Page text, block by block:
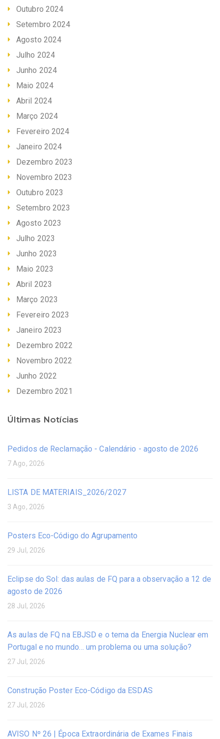
Outubro 2024
Setembro 2024
Agosto 2024
Julho 2024
Junho 2024
Maio 2024
Abril 2024
Março 2024
Fevereiro 2024
Janeiro 2024
Dezembro 2023
Novembro 2023
Outubro 2023
Setembro 2023
Agosto 2023
Julho 2023
Junho 2023
Maio 2023
Abril 2023
Março 2023
Fevereiro 2023
Janeiro 2023
Dezembro 2022
Novembro 2022
Junho 2022
Dezembro 2021
Últimas Notícias
Pedidos de Reclamação - Calendário - agosto de 2026
7 Ago, 2026
LISTA DE MATERIAIS_2026/2027
3 Ago, 2026
Posters Eco-Código do Agrupamento
29 Jul, 2026
Eclipse do Sol: das aulas de FQ para a observação a 12 de
agosto de 2026
28 Jul, 2026
As aulas de FQ na EBJSD e o tema da Energia Nuclear em
Portugal e no mundo… um problema ou uma solução?
27 Jul, 2026
Construção Poster Eco-Código da ESDAS
27 Jul, 2026
AVISO Nº 26 | Época Extraordinária de Exames Finais